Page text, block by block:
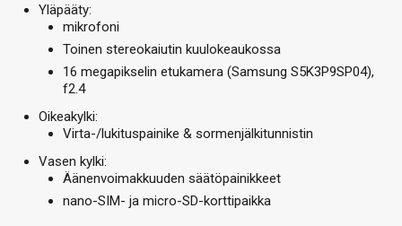
Yläpääty:
mikrofoni
Toinen stereokaiutin kuulokeaukossa
16 megapikselin etukamera (Samsung S5K3P9SP04),
f2.4
Oikeakylki:
Virta-/lukituspainike & sormenjälkitunnistin
Vasen kylki:
Äänenvoimakkuuden säätöpainikkeet
nano-SIM- ja micro-SD-korttipaikka